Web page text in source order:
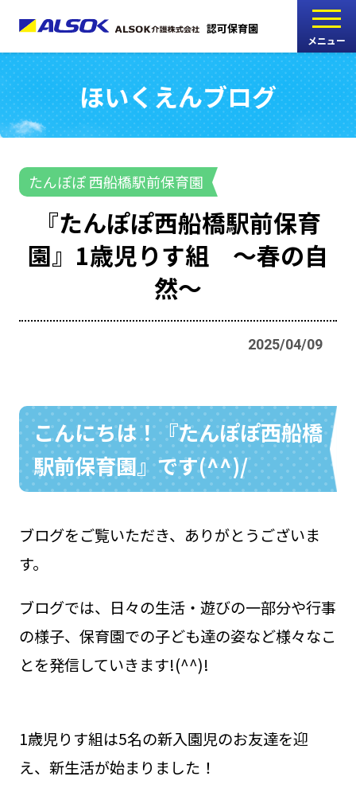
認可保育園
メニュー
こどもの家
志木中宗岡保育園
たんぽぽ
西船橋駅前保育園
たんぽぽ
海神町南保育園
採用情報
048-631-3721 お問い合わせ
ほいくえんブログ
たんぽぽ 西船橋駅前保育園
『たんぽぽ西船橋駅前保育
園』1歳児りす組 ～春の自
然～
2025/04/09
こんにちは！『たんぽぽ西船橋
駅前保育園』です(^^)/
ブログをご覧いただき、ありがとうございま
す。
ブログでは、日々の生活・遊びの一部分や行事
の様子、保育園での子ども達の姿など様々なこ
とを発信していきます!(^^)!
1歳児りす組は5名の新入園児のお友達を迎
え、新生活が始まりました！